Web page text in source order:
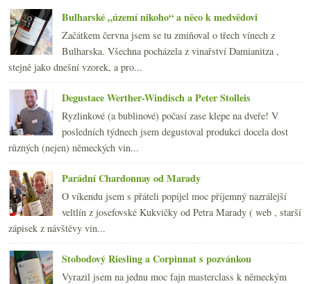
►března
►února(20)
►ledna (21)
2014 (254)
2013
2012(254)
►2011(252)
►2010(249)
► 2009 (249)
2008
►2007(108)
Bulharské „území nikoho“ a něco k medvědovi
Začátkem června jsem se tu zmiňoval o třech vínech z
Bulharska. Všechna pocházela z vinařství Damianitza ,
stejně jako dnešní vzorek, a pro...
Degustace Werther-Windisch a Peter Stolleis
Ryzlinkové (a bublinové) počasí zase klepe na dveře! V
posledních týdnech jsem degustoval produkci docela dost
různých (nejen) německých vin...
Parádní Chardonnay od Marady
O víkendu jsem s přáteli popíjel moc příjemný nazrálejší
veltlín z josefovské Kukvičky od Petra Marady ( web , starší
zápisek z návštěvy vin...
Stobodový Riesling a Corpinnat s pozvánkou
Vyrazil jsem na jednu moc fajn masterclass k německým